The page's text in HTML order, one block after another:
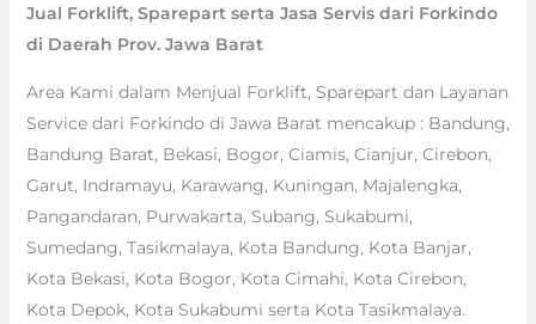
Jual Forklift, Sparepart serta Jasa Servis dari Forkindo
di Daerah Prov. Jawa Barat
Area Kami dalam Menjual Forklift, Sparepart dan Layanan
Service dari Forkindo di Jawa Barat mencakup : Bandung,
Bandung Barat, Bekasi, Bogor, Ciamis, Cianjur, Cirebon,
Garut, Indramayu, Karawang, Kuningan, Majalengka,
Pangandaran, Purwakarta, Subang, Sukabumi,
Sumedang, Tasikmalaya, Kota Bandung, Kota Banjar,
Kota Bekasi, Kota Bogor, Kota Cimahi, Kota Cirebon,
Kota Depok, Kota Sukabumi serta Kota Tasikmalaya.